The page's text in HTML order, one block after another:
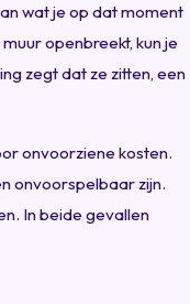
wat je op dat moment
openbreekt, kun je
zegt dat ze zitten, een
onvoorziene kosten.
onvoorspelbaar zijn.
In beide gevallen